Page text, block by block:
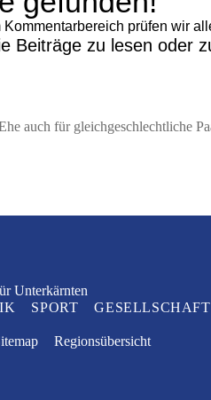
prüfen wir
Beiträge zu lesen oder
auch für gleichgeschlechtliche
Unterkärnten
SPORT GESELLSCHAFT
Regionsübersicht